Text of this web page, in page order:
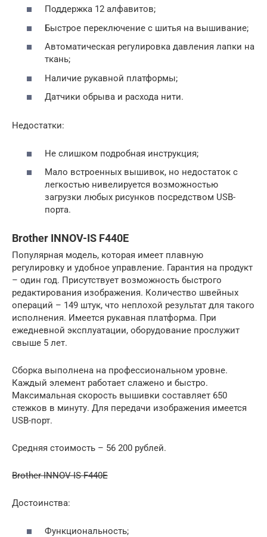
Поддержка 12 алфавитов;
Быстрое переключение с шитья на вышивание;
Автоматическая регулировка давления лапки на
ткань;
Наличие рукавной платформы;
Датчики обрыва и расхода нити.
Недостатки:
Не слишком подробная инструкция;
Мало встроенных вышивок, но недостаток с
легкостью нивелируется возможностью
загрузки любых рисунков посредством USB-
порта.
Brother INNOV-IS F440E
Популярная модель, которая имеет плавную
регулировку и удобное управление. Гарантия на продукт
– один год. Присутствует возможность быстрого
редактирования изображения. Количество швейных
операций – 149 штук, что неплохой результат для такого
исполнения. Имеется рукавная платформа. При
ежедневной эксплуатации, оборудование прослужит
свыше 5 лет.
Сборка выполнена на профессиональном уровне.
Каждый элемент работает слажено и быстро.
Максимальная скорость вышивки составляет 650
стежков в минуту. Для передачи изображения имеется
USB-порт.
Средняя стоимость – 56 200 рублей.
Brother INNOV-IS F440E
Достоинства:
Функциональность;